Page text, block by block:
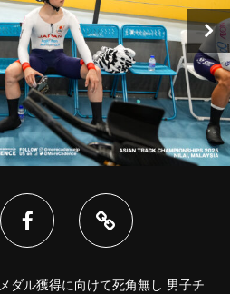
ダル獲得に向けて死角無し 男子チ